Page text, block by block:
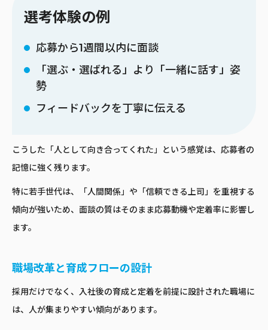
選考体験の例
応募から1週間以内に面談
「選ぶ・選ばれる」より「一緒に話す」姿
勢
フィードバックを丁寧に伝える
こうした「人として向き合ってくれた」という感覚は、応募者の
記憶に強く残ります。
特に若手世代は、「人間関係」や「信頼できる上司」を重視する
傾向が強いため、面談の質はそのまま応募動機や定着率に影響し
ます。
職場改革と育成フローの設計
採用だけでなく、入社後の育成と定着を前提に設計された職場に
は、人が集まりやすい傾向があります。